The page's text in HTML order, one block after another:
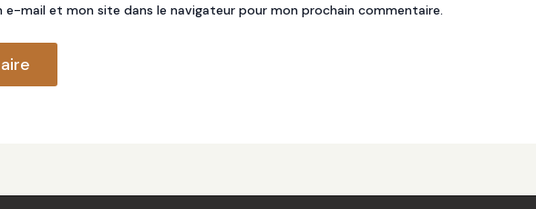
e-mail et mon site dans le navigateur pour mon prochain commentaire.